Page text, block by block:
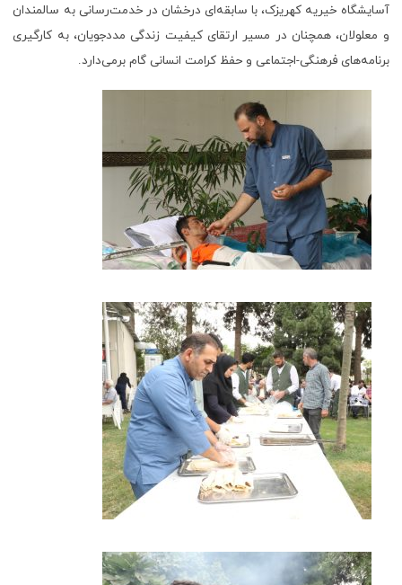
آسایشگاه خیریه کهریزک، با سابقه‌ای درخشان در خدمت‌رسانی به سالمندان
و معلولان، همچنان در مسیر ارتقای کیفیت زندگی مددجویان، به کارگیری
برنامه‌های فرهنگی-اجتماعی و حفظ کرامت انسانی گام برمی‌دارد.